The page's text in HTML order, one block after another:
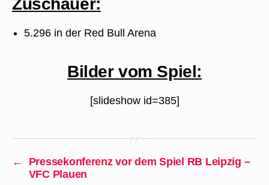
Zuschauer:
5.296 in der Red Bull Arena
Bilder vom Spiel:
[slideshow id=385]
←
Pressekonferenz vor dem Spiel RB Leipzig –
VFC Plauen